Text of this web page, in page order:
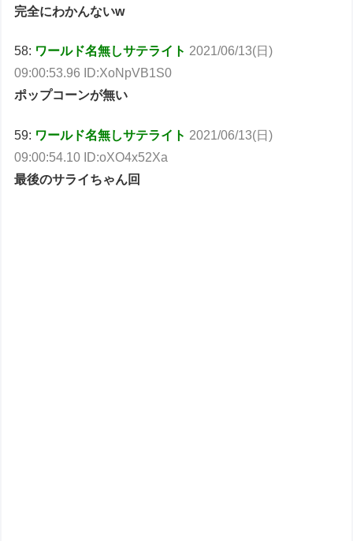
完全にわかんないw
58: ワールド名無しサテライト 2021/06/13(日)
09:00:53.96 ID:XoNpVB1S0
ポップコーンが無い
59: ワールド名無しサテライト 2021/06/13(日)
09:00:54.10 ID:oXO4x52Xa
最後のサライちゃん回